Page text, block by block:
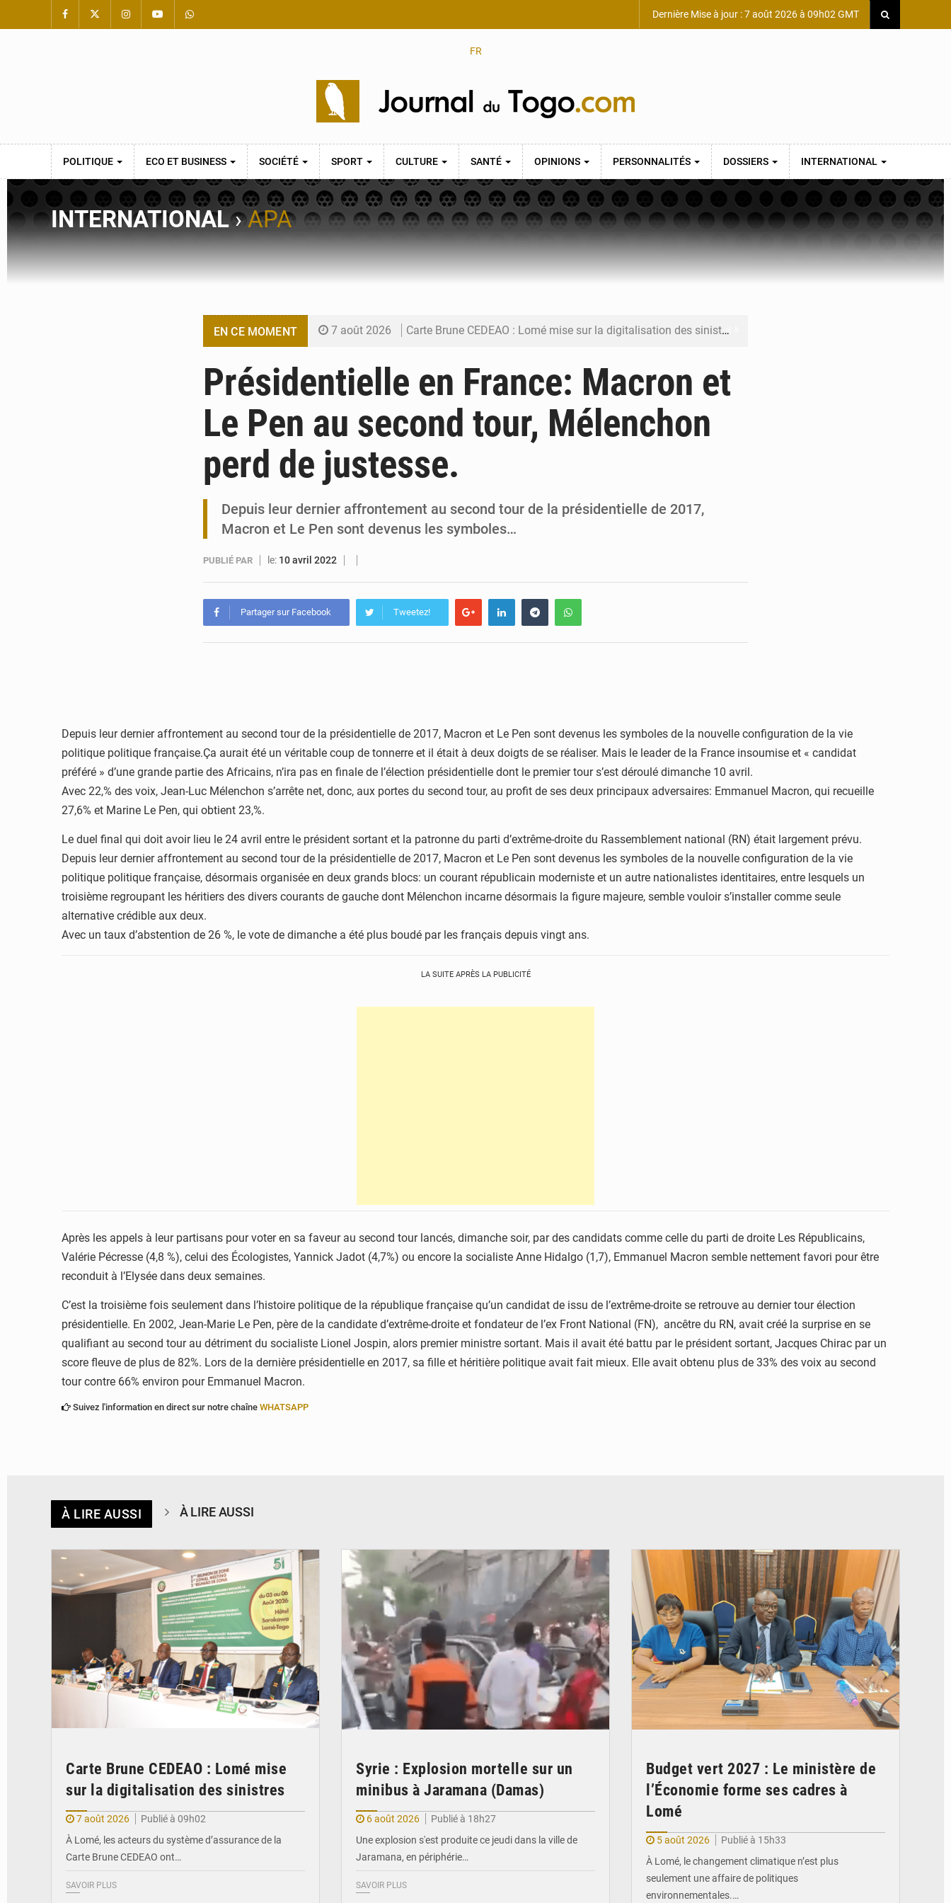
Dernière Mise à jour : 7 août 2026 à 09h02 GMT
FR
POLITIQUE ECO ET BUSINESS SOCIÉTÉ SPORT CULTURE SANTÉ OPINIONS PERSONNALITÉS DOSSIERS INTERNATIONAL
INTERNATIONAL›APA
EN CE MOMENT 7 août 2026 Carte Brune CEDEAO : Lomé mise sur la digitalisation des sinistres
5 août 2026 Budget vert 2027 : Le ministère de l’Économie forme ses cadres à Lomé
5 août 2026 Travail domestique non rémunéré : à Saly, l’Afrique veut en mesurer la valeur
5 août 2026 Maurice : Démission de la ministre Véronique Leu-Govind
Présidentielle en France: Macron et
Le Pen au second tour, Mélenchon
perd de justesse.
Depuis leur dernier affrontement au second tour de la présidentielle de 2017,
Macron et Le Pen sont devenus les symboles…
PUBLIÉ PAR le: 10 avril 2022
Partager sur Facebook Tweetez!
Depuis leur dernier affrontement au second tour de la présidentielle de 2017, Macron et Le Pen sont devenus les symboles de la nouvelle configuration de la vie
politique politique française.Ça aurait été un véritable coup de tonnerre et il était à deux doigts de se réaliser. Mais le leader de la France insoumise et « candidat
préféré » d’une grande partie des Africains, n’ira pas en finale de l’élection présidentielle dont le premier tour s’est déroulé dimanche 10 avril.
Avec 22,% des voix, Jean-Luc Mélenchon s’arrête net, donc, aux portes du second tour, au profit de ses deux principaux adversaires: Emmanuel Macron, qui recueille
27,6% et Marine Le Pen, qui obtient 23,%.
Le duel final qui doit avoir lieu le 24 avril entre le président sortant et la patronne du parti d’extrême-droite du Rassemblement national (RN) était largement prévu.
Depuis leur dernier affrontement au second tour de la présidentielle de 2017, Macron et Le Pen sont devenus les symboles de la nouvelle configuration de la vie
politique politique française, désormais organisée en deux grands blocs: un courant républicain moderniste et un autre nationalistes identitaires, entre lesquels un
troisième regroupant les héritiers des divers courants de gauche dont Mélenchon incarne désormais la figure majeure, semble vouloir s’installer comme seule
alternative crédible aux deux.
Avec un taux d’abstention de 26 %, le vote de dimanche a été plus boudé par les français depuis vingt ans.
LA SUITE APRÈS LA PUBLICITÉ
Après les appels à leur partisans pour voter en sa faveur au second tour lancés, dimanche soir, par des candidats comme celle du parti de droite Les Républicains,
Valérie Pécresse (4,8 %), celui des Écologistes, Yannick Jadot (4,7%) ou encore la socialiste Anne Hidalgo (1,7), Emmanuel Macron semble nettement favori pour être
reconduit à l’Elysée dans deux semaines.
C’est la troisième fois seulement dans l’histoire politique de la république française qu’un candidat de issu de l’extrême-droite se retrouve au dernier tour élection
présidentielle. En 2002, Jean-Marie Le Pen, père de la candidate d’extrême-droite et fondateur de l’ex Front National (FN), ancêtre du RN, avait créé la surprise en se
qualifiant au second tour au détriment du socialiste Lionel Jospin, alors premier ministre sortant. Mais il avait été battu par le président sortant, Jacques Chirac par un
score fleuve de plus de 82%. Lors de la dernière présidentielle en 2017, sa fille et héritière politique avait fait mieux. Elle avait obtenu plus de 33% des voix au second
tour contre 66% environ pour Emmanuel Macron.
Suivez l'information en direct sur notre chaîne WHATSAPP
À LIRE AUSSI À LIRE AUSSI
Carte Brune CEDEAO : Lomé mise
sur la digitalisation des sinistres
7 août 2026
Publié à 09h02
À Lomé, les acteurs du système d’assurance de la
Carte Brune CEDEAO ont…
SAVOIR PLUS
Syrie : Explosion mortelle sur un
minibus à Jaramana (Damas)
6 août 2026
Publié à 18h27
Une explosion s'est produite ce jeudi dans la ville de
Jaramana, en périphérie…
SAVOIR PLUS
Budget vert 2027 : Le ministère de
l’Économie forme ses cadres à
Lomé
5 août 2026
Publié à 15h33
À Lomé, le changement climatique n’est plus
seulement une affaire de politiques
environnementales.…